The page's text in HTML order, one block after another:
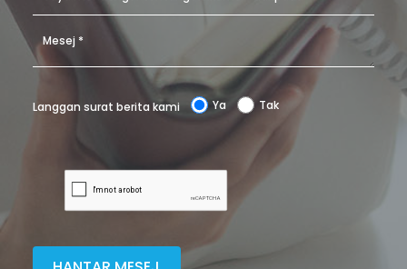
Langgan surat berita kami Ya Tak